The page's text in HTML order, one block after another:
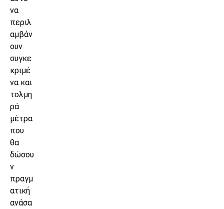
να
περιλ
αμβάν
ουν
συγκε
κριμέ
να και
τολμη
ρά
μέτρα
που
θα
δώσου
ν
πραγμ
ατική
ανάσα